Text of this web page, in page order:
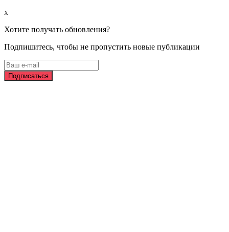
x
Хотите получать обновления?
Подпишитесь, чтобы не пропустить новые публикации